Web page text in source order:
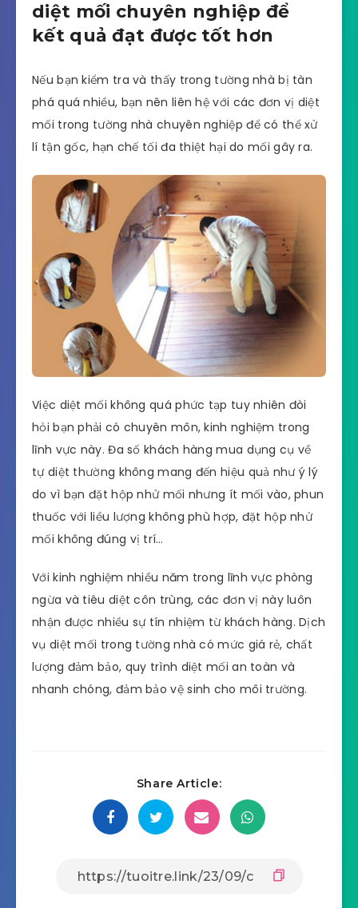
diệt mối chuyên nghiệp để
kết quả đạt được tốt hơn
Nếu bạn kiểm tra và thấy trong tường nhà bị tàn
phá quá nhiều, bạn nên liên hệ với các đơn vị diệt
mối trong tường nhà chuyên nghiệp để có thể xử
lí tận gốc, hạn chế tối đa thiệt hại do mối gây ra.
Việc diệt mối không quá phức tạp tuy nhiên đòi
hỏi bạn phải có chuyên môn, kinh nghiệm trong
lĩnh vực này. Đa số khách hàng mua dụng cụ về
tự diệt thường không mang đến hiệu quả như ý lý
do vì bạn đặt hộp nhử mối nhưng ít mối vào, phun
thuốc với liều lượng không phù hợp, đặt hộp nhử
mối không đúng vị trí…
Với kinh nghiệm nhiều năm trong lĩnh vực phòng
ngừa và tiêu diệt côn trùng, các đơn vị này luôn
nhận được nhiều sự tín nhiệm từ khách hàng. Dịch
vụ diệt mối trong tường nhà có mức giá rẻ, chất
lượng đảm bảo, quy trình diệt mối an toàn và
nhanh chóng, đảm bảo vệ sinh cho môi trường.
Share Article: